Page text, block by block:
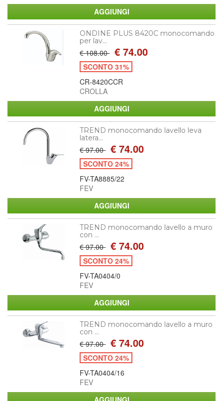
ONDINE PLUS 8420C monocomando
per lav...
€ 108.00 € 74.00
SCONTO 31%
CR-8420CCR
CROLLA
TREND monocomando lavello leva
latera...
€ 97.00 € 74.00
SCONTO 24%
FV-TA8885/22
FEV
TREND monocomando lavello a muro
con ...
€ 97.00 € 74.00
SCONTO 24%
FV-TA0404/0
FEV
TREND monocomando lavello a muro
con ...
€ 97.00 € 74.00
SCONTO 24%
FV-TA0404/16
FEV